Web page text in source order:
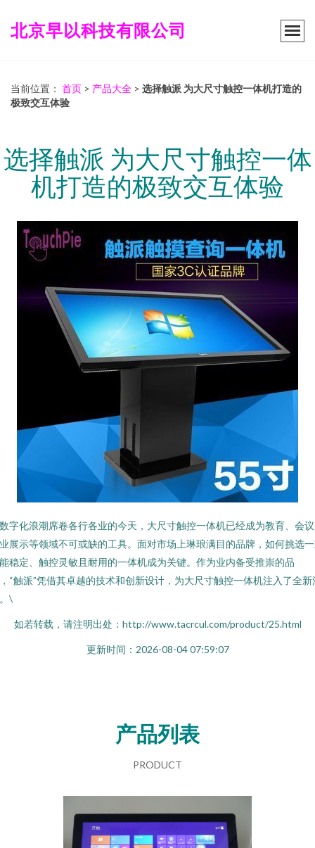
北京早以科技有限公司
当前位置： 首页 > 产品大全 > 选择触派 为大尺寸触控一体机打造的
极致交互体验
选择触派 为大尺寸触控一体
机打造的极致交互体验
字化浪潮席卷各行各业的今天，大尺寸触控一体机已经成为教育、会
展示等领域不可或缺的工具。面对市场上琳琅满目的品牌，如何挑选
稳定、触控灵敏且耐用的一体机成为关键。作为业内备受推崇的品
“触派”凭借其卓越的技术和创新设计，为大尺寸触控一体机注入了全新
\
如若转载，请注明出处：http://www.tacrcul.com/product/25.html
更新时间：2026-08-04 07:59:07
产品列表
PRODUCT